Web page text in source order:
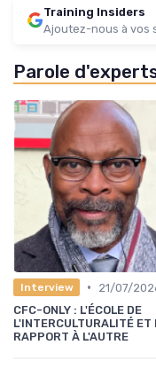
Training Insiders
Ajoutez-nous à vos
Parole
Interview •
21/07/
CFC-ONLY : L'ÉCOLE DE
L'INTERCULTURALITÉ ET
RAPPORT À L'AUTRE